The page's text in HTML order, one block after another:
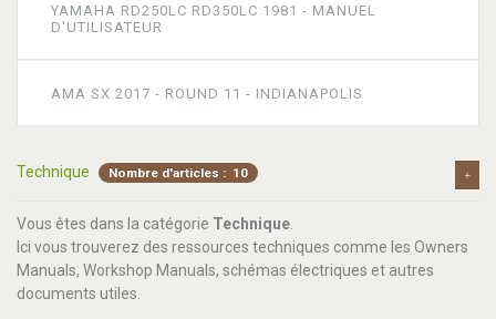
YAMAHA RD250LC RD350LC 1981 - MANUEL
D'UTILISATEUR
AMA SX 2017 - ROUND 11 - INDIANAPOLIS
Technique Nombre d'articles : 10
Vous êtes dans la catégorie Technique
Ici vous trouverez des ressources techniques comme les Owners
Manuals, Workshop Manuals, schémas électriques et autres
documents utiles.